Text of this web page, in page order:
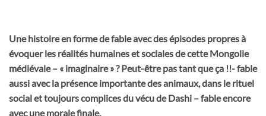
Une histoire en forme de fable avec des épisodes propres à
évoquer les réalités humaines et sociales de cette Mongolie
médiévale – « imaginaire » ? Peut-être pas tant que ça !!- fable
aussi avec la présence importante des animaux, dans le rituel
social et toujours complices du vécu de Dashi – fable encore
avec une morale finale.